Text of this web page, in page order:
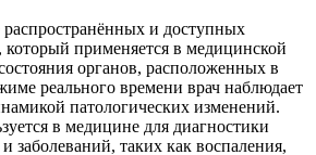
и доступных
который применяется в медицинской
органов, расположенных в
реального времени врач наблюдает
патологических изменений.
в медицине для диагностики
заболеваний, таких как воспаления,